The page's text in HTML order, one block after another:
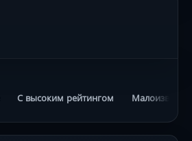
С высоким рейтингом